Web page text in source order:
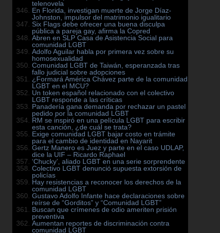
telenovela
En Florida, investigan muerte de Jorge Díaz-
Johnston, impulsor del matrimonio igualitario
Six Flags debe ofrecer una buena disculpa
pública a pareja gay, afirma la Copred
Abren en SLP Casa de Asistencia Social para
comunidad LGBT
Adolfo Aguilar habla por primera vez sobre su
homosexualidad
Comunidad LGBT de Taiwán, esperanzada tras
fallo judicial sobre adopciones
¿Formará América Chávez parte de la comunidad
LGBT en el MCU?
Un token español relacionado con el colectivo
LGBT responde a las críticas
Panadería gana demanda por rechazar un pastel
pedido por la comunidad LGBT
RM se inspiró en una película LGBT para escribir
esta canción, ¿de cuál se trata?
Exige comunidad LGBT bajar costo en trámite
para el cambio de identidad en Nayarit
Gertz Manero es Juez y parte en el caso UDLAP,
dice la UIF – Ricardo Raphael
‘Chucky’, aliado LGBT en una serie sorprendente
Colectivo LGBT denunció supuesta extorsión de
policías
Hay resistencias a reconocer los derechos de la
comunidad LGBT
Gustavo Adolfo Infante hace declaraciones sobre
reírse de “Gorditos” y “Comunidad LGBT”
Buscan que crímenes de odio ameriten prisión
preventiva
Aumentan reportes de discriminación contra
comunidad LGBT